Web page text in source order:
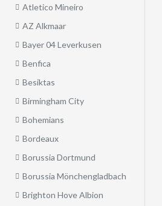
Atletico Mineiro
AZ Alkmaar
Bayer 04 Leverkusen
Benfica
Besiktas
Birmingham City
Bohemians
Bordeaux
Borussia Dortmund
Borussia Mönchengladbach
Brighton Hove Albion